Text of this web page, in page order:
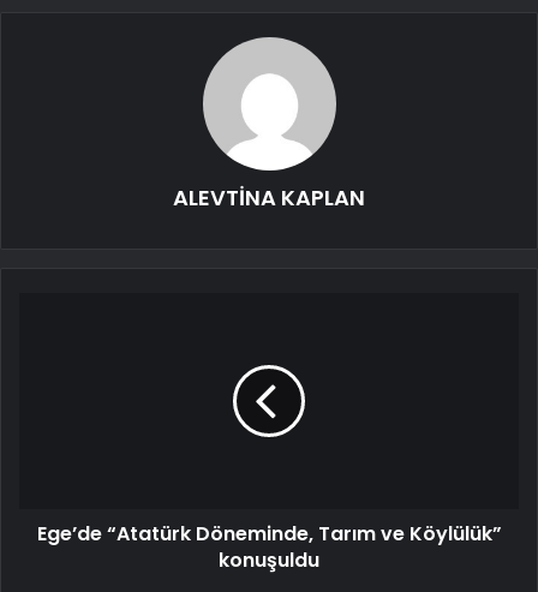
ALEVTİNA KAPLAN
Ege’de “Atatürk Döneminde, Tarım ve Köylülük”
konuşuldu